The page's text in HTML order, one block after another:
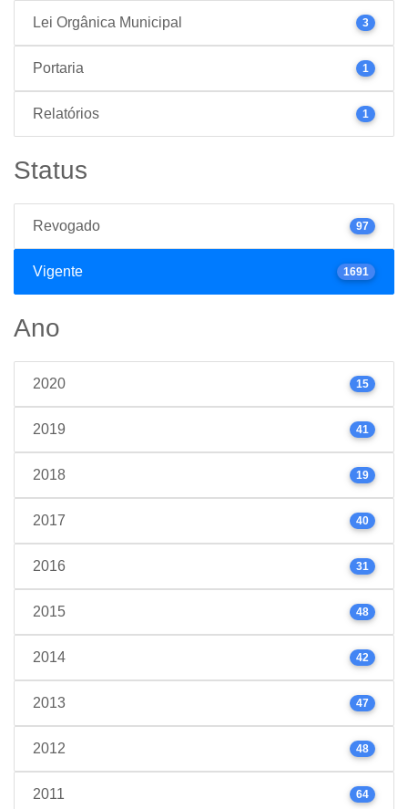
Lei Orgânica Municipal 3
Portaria 1
Relatórios 1
Status
Revogado 97
Vigente 1691
Ano
2020 15
2019 41
2018 19
2017 40
2016 31
2015 48
2014 42
2013 47
2012 48
2011 64